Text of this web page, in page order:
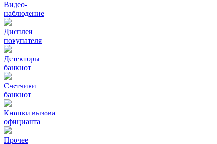
Видео‑
наблюдение
Дисплеи
покупателя
Детекторы
банкнот
Счетчики
банкнот
Кнопки вызова
официанта
Прочее